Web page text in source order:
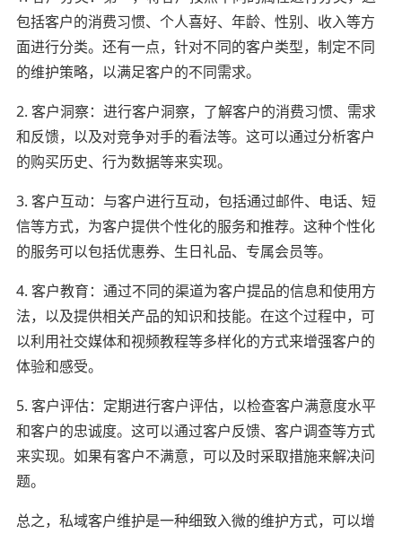
包括客户的消费习惯、个人喜好、年龄、性别、收入等方
面进行分类。还有一点，针对不同的客户类型，制定不同
的维护策略，以满足客户的不同需求。
2. 客户洞察：进行客户洞察，了解客户的消费习惯、需求
和反馈，以及对竞争对手的看法等。这可以通过分析客户
的购买历史、行为数据等来实现。
3. 客户互动：与客户进行互动，包括通过邮件、电话、短
信等方式，为客户提供个性化的服务和推荐。这种个性化
的服务可以包括优惠券、生日礼品、专属会员等。
4. 客户教育：通过不同的渠道为客户提品的信息和使用方
法，以及提供相关产品的知识和技能。在这个过程中，可
以利用社交媒体和视频教程等多样化的方式来增强客户的
体验和感受。
5. 客户评估：定期进行客户评估，以检查客户满意度水平
和客户的忠诚度。这可以通过客户反馈、客户调查等方式
来实现。如果有客户不满意，可以及时采取措施来解决问
题。
总之，私域客户维护是一种细致入微的维护方式，可以增